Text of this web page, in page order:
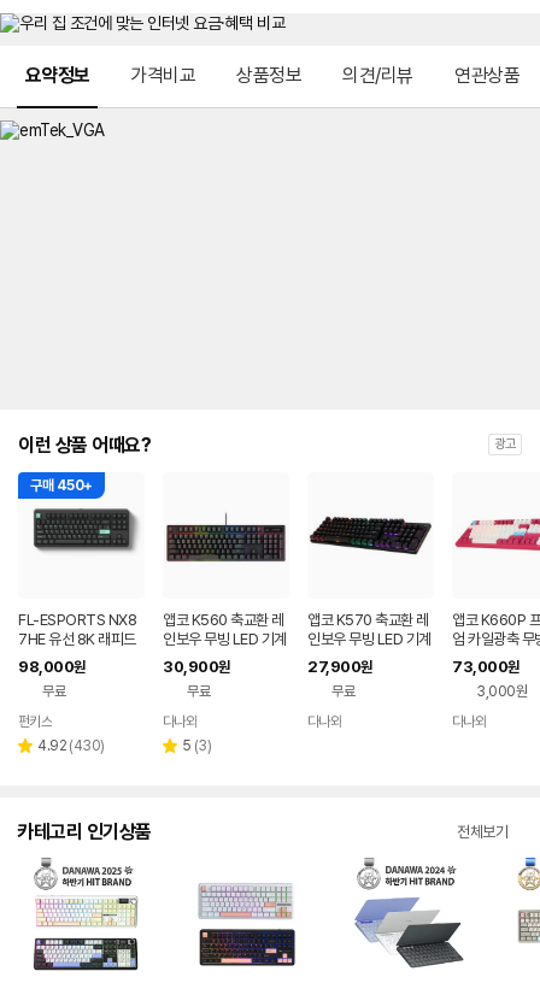
요약정보 가격비교 상품정보 의견/리뷰 연관상품
이런 상품 어때요? 광고
구매 450+
FL-ESPORTS NX8
7HE 유선 8K 래피드
트리거 자석축 키보드
민트 블랙, 저소음스톰
98,000원
무료
페이
펀키스
별 4.92 리
(430)
앱코 K560 축교환 레
인보우 무빙 LED 기계
식 블랙 (적축)
30,900원
무료
페이
다나와
별 5 리
(3)
앱코 K570 축교환 레
인보우 무빙 LED 기계
식 키보드 (갈축)
27,900원
무료
다나와
앱코 K660P
엄 카일광축 무
게이밍 기계식
(마젠타, 클릭)
73,000원
3,000원
다나와
카테고리 인기상품 전체보기